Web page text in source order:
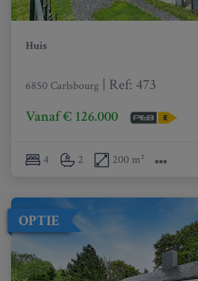
Huis
6850 Carlsbourg | Ref: 473
Vanaf € 126.000
4 2 200 m²
OPTIE